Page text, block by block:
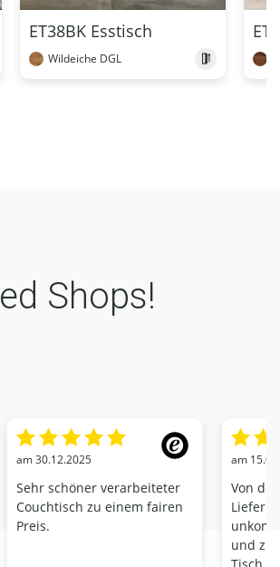
ET38BK Esstisch
Wildeiche DGL
Shops!
am 30.12.2025
Sehr schöner verarbeiteter
Couchtisch zu einem fairen
Preis.
am
Von
und